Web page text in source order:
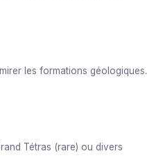
les formations géologiques.
Tétras (rare) ou divers